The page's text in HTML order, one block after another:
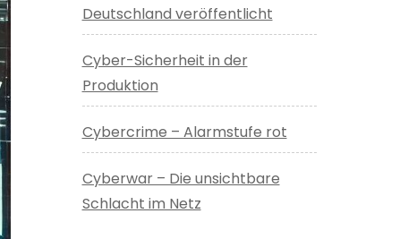
Deutschland veröffentlicht
Cyber-Sicherheit in der
Produktion
Cybercrime – Alarmstufe rot
Cyberwar – Die unsichtbare
Schlacht im Netz